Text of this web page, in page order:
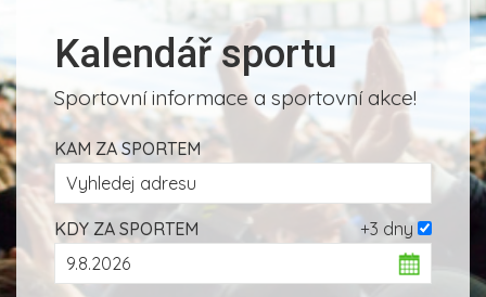
Kalendář sportu
Sportovní informace a sportovní akce!
KAM ZA SPORTEM
+3 dny
KDY ZA SPORTEM